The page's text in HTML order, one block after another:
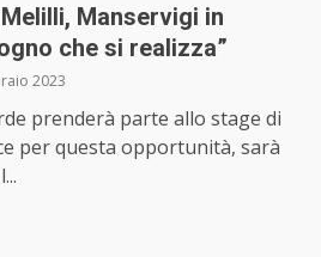
Manservigi in
che si realizza”
2023
prenderà parte allo stage di
per questa opportunità, sarà